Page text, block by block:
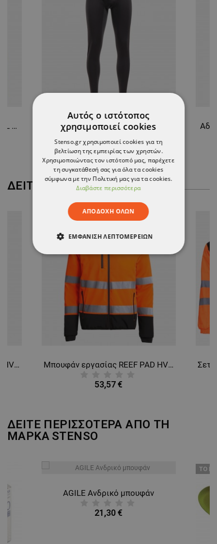
Μπουφάν Softshell REEF ROYAL BLUE Ισοθερμικό κολάν CHILL
17,61 €
ΔΕΊΤΕ ΠΕΡΙΣΣΌΤΕΡΑ
Μπουφάν εργασίας REEF PAD HV SOFTSHELL YELLOW Μπουφάν εργασίας REEF PAD HV SOFTSHELL ORANGE
53,57 €
ΔΕΙΤΕ ΠΕΡΙΣΣΟΤΕΡΑ ΑΠΟ ΤΗ
ΜΑΡΚΑ STENSO
AGILE Ανδρικό μπουφάν
21,30 €
ТΟ
Αυτός ο ιστότοπος
χρησιμοποιεί cookies
Stenso.gr χρησιμοποιεί cookies για τη
βελτίωση της εμπειρίας των χρηστών.
Χρησιμοποιώντας τον ιστότοπό μας, παρέχετε
τη συγκατάθεσή σας για όλα τα cookies
σύμφωνα με την Πολιτική μας για τα cookies.
Διαβάστε περισσότερα
ΑΠΟΔΟΧΉ ΌΛΩΝ
ΕΜΦΆΝΙΣΗ ΛΕΠΤΟΜΕΡΕΙΏΝ
ΑΠΟΛΎΤΩΣ ΑΠΑΡΑΊΤΗΤΑ
ΑΠΌΔΟΣΗΣ ΣΤΌΧΕΥΣΗΣ
ΛΕΙΤΟΥΡΓΙΚΌΤΗΤΑΣ
ΜΗ ΤΑΞΙΝΟΜΗΜΈΝΑ